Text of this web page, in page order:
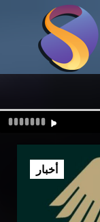
أخبار